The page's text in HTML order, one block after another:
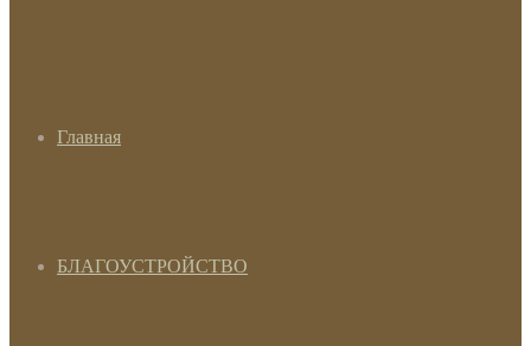
Главная
БЛАГОУСТРОЙСТВО